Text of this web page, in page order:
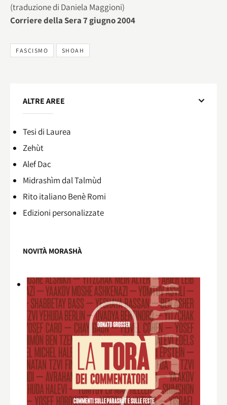
(traduzione di Daniela Maggioni)
Corriere della Sera 7 giugno 2004
FASCISMO SHOAH
ALTRE AREE
Tesi di Laurea
Zehùt
Alef Dac
Midrashìm dal Talmùd
Rito italiano Benè Romi​
Edizioni personalizzate
NOVITÀ MORASHÀ